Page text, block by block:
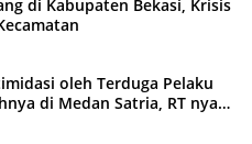
di Kabupaten Bekasi, Krisis
oleh Terduga Pelaku
di Medan Satria, RT nya